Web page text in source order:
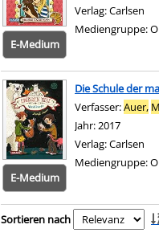
E-Medium
Verlag:Carlsen
Mediengruppe:
E-Medium
Die Schule der
Verfasser:Auer,
Jahr:2017
Verlag:Carlsen
Mediengruppe:
Zu den Suchfiltern springen
Sortieren nach